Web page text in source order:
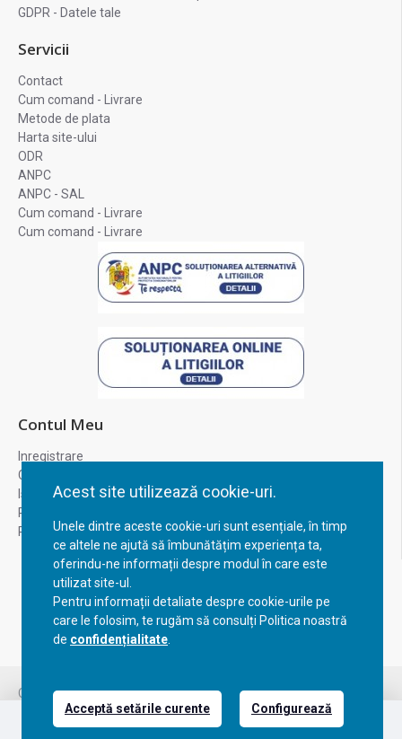
Acest site utilizează cookie-uri.
Unele dintre aceste cookie-uri sunt esențiale, în timp
ce altele ne ajută să îmbunătățim experiența ta,
oferindu-ne informații despre modul în care este
utilizat site-ul.
Pentru informații detaliate despre cookie-urile pe
care le folosim, te rugăm să consulți Politica noastră
de confidențialitate
Acceptă setările curente Configurează
GDPR - Datele tale
Servicii
Contact
Cum comand - Livrare
Metode de plata
Harta site-ului
ODR
ANPC
ANPC - SAL
Cum comand - Livrare
Cum comand - Livrare
Contul Meu
Inregistrare
Contul meu
Istoric comenzi
Recuperare parola
Returnare produs
Copyright © 2023, BravoShop, toate drepturile rezervate!